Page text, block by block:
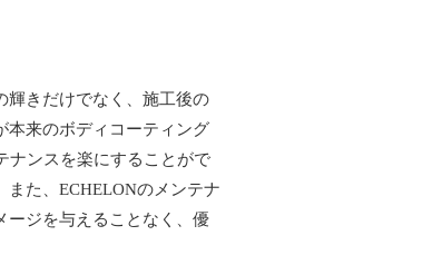
輝きだけでなく、施工後の
本来のボディコーティング
ナンスを楽にすることがで
た、ECHELONのメンテナ
ージを与えることなく、優